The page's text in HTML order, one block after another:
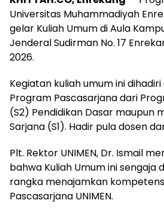
Universitas Muhammadiyah
gelar Kuliah Umum di Aula
Jenderal Sudirman No. 17
2026.
Kegiatan kuliah umum ini
Program Pascasarjana dari
(S2) Pendidikan Dasar maupun
Sarjana (S1). Hadir pula dosen
Plt. Rektor UNIMEN, Dr. Ismail
bahwa Kuliah Umum ini
rangka menajamkan
Pascasarjana UNIMEN.